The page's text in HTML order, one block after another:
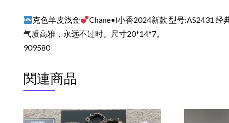
克色羊皮浅金 Chane•l小香2024新款 型号:AS2431
气质高雅，永远不过时。尺寸20*14*7。
909580
関連商品